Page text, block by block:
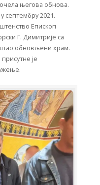
његова обнова.
септембру 2021.
Епископ
Г. Димитрије са
обновљени храм.
је